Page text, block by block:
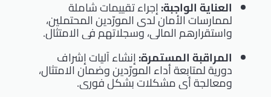
العناية الواجبة:إجراء تقييمات شاملة
لممارسات الأمان لدى المورّدين المحتملين،
واستقرارهم المالي، وسجلاتهم في الامتثال.
المراقبة المستمرة:إنشاء آليات إشراف
دورية لمتابعة أداء المورّدين وضمان الامتثال،
ومعالجة أي مشكلات بشكل فوري.